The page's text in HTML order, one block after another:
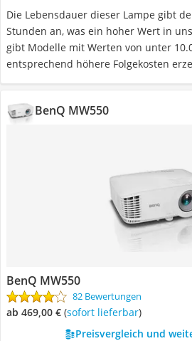
Die Lebensdauer dieser Lampe gibt
Stunden an, was ein hoher Wert in
gibt Modelle mit Werten von unter
entsprechend höhere Folgekosten
BenQ MW550
BenQ MW550
82 Bewertungen
ab 469,00 € ( Sofort lieferbar)
Preisvergleich und